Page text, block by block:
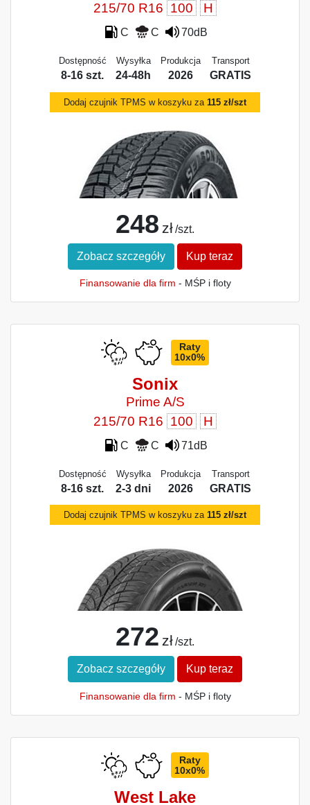
215/70 R16 100 H
C C 70dB
Dostępność
8-16 szt.
Wysyłka
24-48h
Produkcja
2026
Transport
GRATIS
Dodaj czujnik TPMS w koszyku za 115 zł/szt
248 zł /szt.
Zobacz szczegóły Kup teraz
Finansowanie dla firm - MŚP i floty
Raty
10x0%
Sonix
Prime A/S
215/70 R16 100 H
C C 71dB
Dostępność
8-16 szt.
Wysyłka
2-3 dni
Produkcja
2026
Transport
GRATIS
Dodaj czujnik TPMS w koszyku za 115 zł/szt
272 zł /szt.
Zobacz szczegóły Kup teraz
Finansowanie dla firm - MŚP i floty
Raty
10x0%
West Lake